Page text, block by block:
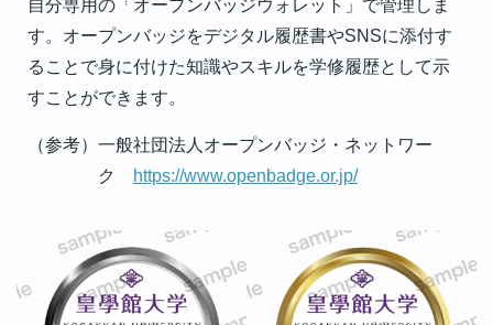
自分専用の「オープンバッジウォレット」で管理しま
す。オープンバッジをデジタル履歴書やSNSに添付す
ることで身に付けた知識やスキルを学修履歴として示
すことができます。
（参考）一般社団法人オープンバッジ・ネットワー
ク
https://www.openbadge.or.jp/